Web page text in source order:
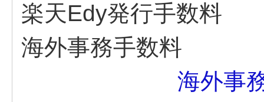
楽天Edy発行手数料
海外事務手数料
海外事